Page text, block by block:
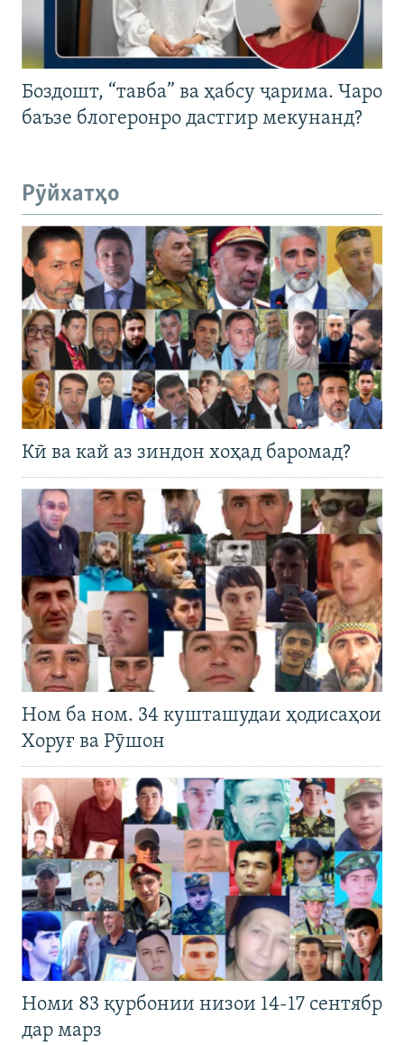
Боздошт, “тавба” ва ҳабсу ҷарима. Чаро
баъзе блогеронро дастгир мекунанд?
Рӯйхатҳо
Кӣ ва кай аз зиндон хоҳад баромад?
Ном ба ном. 34 кушташудаи ҳодисаҳои
Хоруғ ва Рӯшон
Номи 83 қурбонии низои 14-17 сентябр
дар марз